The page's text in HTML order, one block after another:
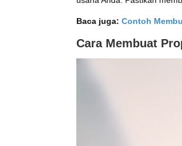
Baca juga: Contoh
Cara Membuat